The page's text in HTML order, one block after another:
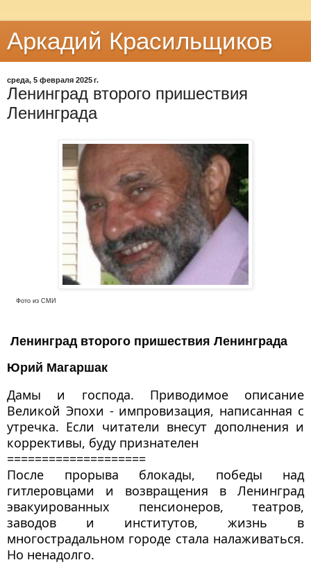
Аркадий Красильщиков
среда, 5 февраля 2025 г.
Ленинград второго пришествия
Ленинграда
Фото из СМИ
Ленинград второго пришествия Ленинграда
Юрий Магаршак
Дамы и господа. Приводимое описание
Великой Эпохи - импровизация, написанная с
утречка. Если читатели внесут дополнения и
коррективы, буду признателен
====================
После прорыва блокады, победы над
гитлеровцами и возвращения в Ленинград
эвакуированных пенсионеров, театров,
заводов и институтов, жизнь в
многострадальном городе стала налаживаться.
Но ненадолго.